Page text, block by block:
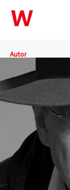
Autor